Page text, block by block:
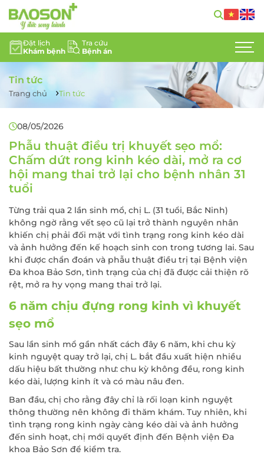
Đặt lịch
Khám bệnh
Tra cứu
Bệnh án
GIỚI THIỆU
CHUYÊN KHOA
ĐỘI NGŨ CHUYÊN GIA
TIN TỨC
LIÊN HỆ
TUYỂN DỤNG
Tin tức
Trang chủ Tin tức
08/05/2026
Phẫu thuật điều trị khuyết sẹo mổ:
Chấm dứt rong kinh kéo dài, mở ra cơ
hội mang thai trở lại cho bệnh nhân 31
tuổi
Từng trải qua 2 lần sinh mổ, chị L. (31 tuổi, Bắc Ninh)
không ngờ rằng vết sẹo cũ lại trở thành nguyên nhân
khiến chị phải đối mặt với tình trạng rong kinh kéo dài
và ảnh hưởng đến kế hoạch sinh con trong tương lai. Sau
khi được chẩn đoán và phẫu thuật điều trị tại Bệnh viện
Đa khoa Bảo Sơn, tình trạng của chị đã được cải thiện rõ
rệt, mở ra hy vọng mang thai trở lại.
6 năm chịu đựng rong kinh vì khuyết
sẹo mổ
Sau lần sinh mổ gần nhất cách đây 6 năm, khi chu kỳ
kinh nguyệt quay trở lại, chị L. bắt đầu xuất hiện nhiều
dấu hiệu bất thường như: chu kỳ không đều, rong kinh
kéo dài, lượng kinh ít và có màu nâu đen.
Ban đầu, chị cho rằng đây chỉ là rối loạn kinh nguyệt
thông thường nên không đi thăm khám. Tuy nhiên, khi
tình trạng rong kinh ngày càng kéo dài và ảnh hưởng
đến sinh hoạt, chị mới quyết định đến Bệnh viện Đa
khoa Bảo Sơn để kiểm tra.